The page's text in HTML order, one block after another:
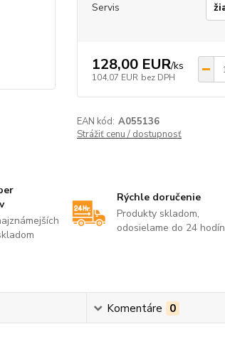
Servis
128,00 EUR/ks
104,07 EUR bez DPH
EAN kód: A055136
Strážiť cenu / dostupnosť
Rýchle doručenie
Produkty skladom,
odosielame do 24 hodín
Komentáre 0